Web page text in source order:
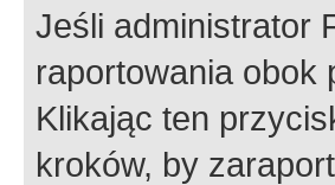
Jeśli administrator
raportowania obok
Klikając ten
kroków, by